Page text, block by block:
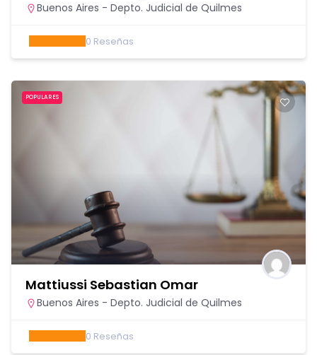
Buenos Aires - Depto. Judicial de Quilmes
0 Reseñas
POPULARES
Mattiussi Sebastian Omar
Buenos Aires - Depto. Judicial de Quilmes
0 Reseñas